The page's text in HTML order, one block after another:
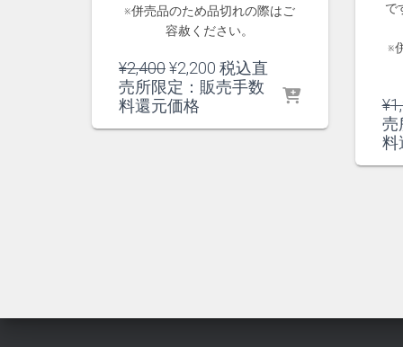
※併売品のため品切れの際はご
容赦ください。
¥2,400元
の
価
¥2,200 現
在
税込直
売所限定：販売手数
料還元価格
で
※
¥
売
料